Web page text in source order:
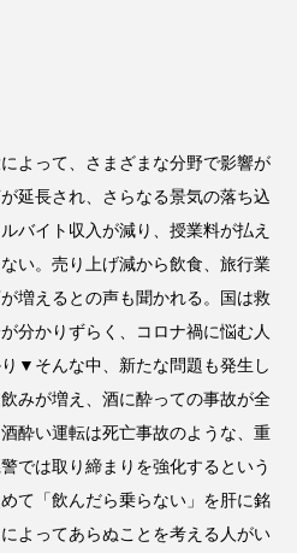
よって、さまざまな分野で影響が
延長され、さらなる景気の落ち込
バイト収入が減り、授業料が払え
い。売り上げ減から飲食、旅行業
増えるとの声も聞かれる。国は救
分かりずらく、コロナ禍に悩む人
▼そんな中、新たな問題も発生し
みが増え、酒に酔っての事故が全
酔い運転は死亡事故のような、重
では取り締まりを強化するという
て「飲んだら乗らない」を肝に銘
よってあらぬことを考える人がい